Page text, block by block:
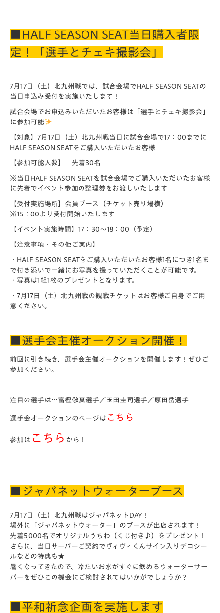
■HALF SEASON SEAT当日購入者限
定！「選手とチェキ撮影会」
7月17日（土）北九州戦では、試合会場でHALF SEASON SEATの
当日申込み受付を実施いたします！
試合会場でお申込みいただいたお客様は「選手とチェキ撮影会」
に参加可能
【対象】7月17日（土）北九州戦当日に試合会場で17：00までに
HALF SEASON SEATをご購入いただいたお客様
【参加可能人数】 先着30名
※当日HALF SEASON SEATを試合会場でご購入いただいたお客様
に先着でイベント参加の整理券をお渡しいたします
【受付実施場所】会員ブース（チケット売り場横）
※15：00より受付開始いたします
【イベント実施時間】17：30～18：00（予定）
【注意事項・その他ご案内】
・HALF SEASON SEATをご購入いただいたお客様1名につき1名ま
で付き添いで一緒にお写真を撮っていただくことが可能です。
・写真は1組1枚のプレゼントとなります。
・7月17日（土）北九州戦の観戦チケットはお客様ご自身でご用
意ください。
■選手会主催オークション開催！
前回に引き続き、選手会主催オークションを開催します！ぜひご
参加ください。
注目の選手は…富樫敬真選手／玉田圭司選手／原田岳選手
選手会オークションのページは こちら
参加は こちら から！
■ジャパネットウォーターブース
7月17日（土）北九州戦はジャパネットDAY！
場外に「ジャパネットウォーター」のブースが出店されます！
先着5,000名でオリジナルうちわ（くじ付き♪）
をプレゼント！
さらに、
当日サーバーご契約でヴィヴィくんサイン入りデコシー
ルなどの特典も★
暑くなっ てきたので、 冷たいお水がすぐに飲めるウォーターサー
バーをぜひこの機会にご検討されてはいかがでしょうか？
■平和祈念企画を実施します